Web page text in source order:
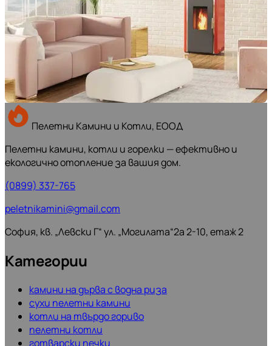
Пелетни Камини и Котли, ЕООД
Пелетни камини, котли и горелки — ефективно и
екологично отопление за вашия дом.
(0899) 337-765
peletnikamini@gmail.com
София, кв. „Левски Г“ ул. „Могилата“2а 2-10, етаж 2
Категории
камини на дърва с водна риза
сухи пелетни камини
котли на твърдо гориво
пелетни котли
готварски печки